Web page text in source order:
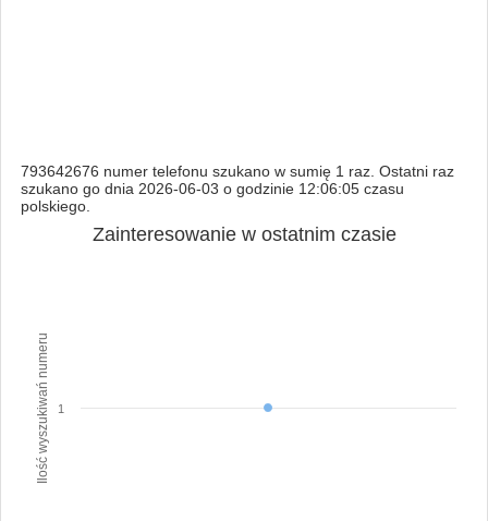
793642676 numer telefonu szukano w sumię 1 raz. Ostatni raz
szukano go dnia 2026-06-03 o godzinie 12:06:05 czasu
polskiego.
Ilość wyszukiwań numeru
Zainteresowanie w ostatnim czasie
1